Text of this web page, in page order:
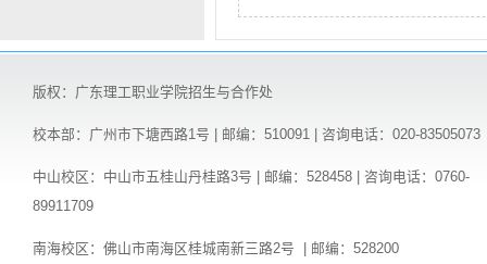
版权：广东理工职业学院招生与合作处
校本部：广州市下塘西路1号 | 邮编：510091 | 咨询电话：020-83505073
中山校区：中山市五桂山丹桂路3号 | 邮编：528458 | 咨询电话：0760-
89911709
南海校区：佛山市南海区桂城南新三路2号 | 邮编：528200